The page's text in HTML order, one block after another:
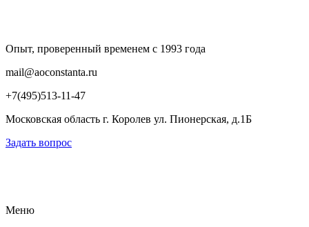
Опыт, проверенный временем с 1993 года
mail@aoconstanta.ru
+7(495)513-11-47
Московская область г. Королев ул. Пионерская, д.1Б
Задать вопрос
Меню